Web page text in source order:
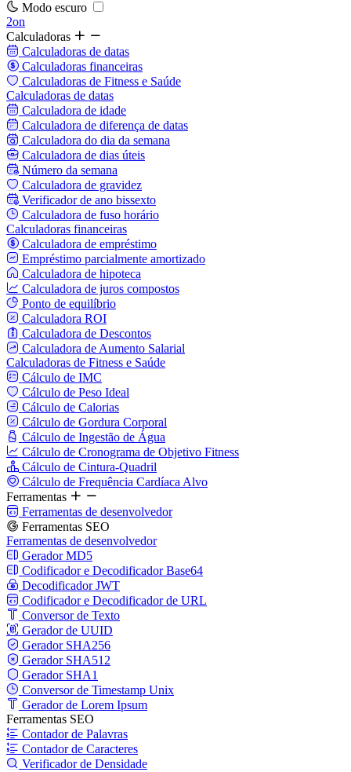
Modo escuro
2on
Calculadoras
Calculadoras de datas
Calculadoras financeiras
Calculadoras de Fitness e Saúde
Calculadoras de datas
Calculadora de idade
Calculadora de diferença de datas
Calculadora do dia da semana
Calculadora de dias úteis
Número da semana
Calculadora de gravidez
Verificador de ano bissexto
Calculadora de fuso horário
Calculadoras financeiras
Calculadora de empréstimo
Empréstimo parcialmente amortizado
Calculadora de hipoteca
Calculadora de juros compostos
Ponto de equilíbrio
Calculadora ROI
Calculadora de Descontos
Calculadora de Aumento Salarial
Calculadoras de Fitness e Saúde
Cálculo de IMC
Cálculo de Peso Ideal
Cálculo de Calorias
Cálculo de Gordura Corporal
Cálculo de Ingestão de Água
Cálculo de Cronograma de Objetivo Fitness
Cálculo de Cintura-Quadril
Cálculo de Frequência Cardíaca Alvo
Ferramentas
Ferramentas de desenvolvedor
Ferramentas SEO
Ferramentas de desenvolvedor
Gerador MD5
Codificador e Decodificador Base64
Decodificador JWT
Codificador e Decodificador de URL
Conversor de Texto
Gerador de UUID
Gerador SHA256
Gerador SHA512
Gerador SHA1
Conversor de Timestamp Unix
Gerador de Lorem Ipsum
Ferramentas SEO
Contador de Palavras
Contador de Caracteres
Verificador de Densidade